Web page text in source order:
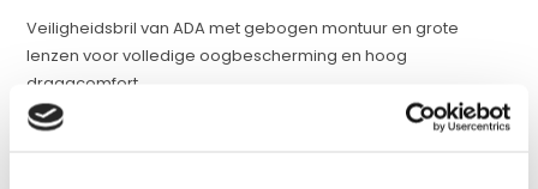
Veiligheidsbril van ADA met gebogen montuur en grote
lenzen voor volledige oogbescherming en hoog
draagcomfort....